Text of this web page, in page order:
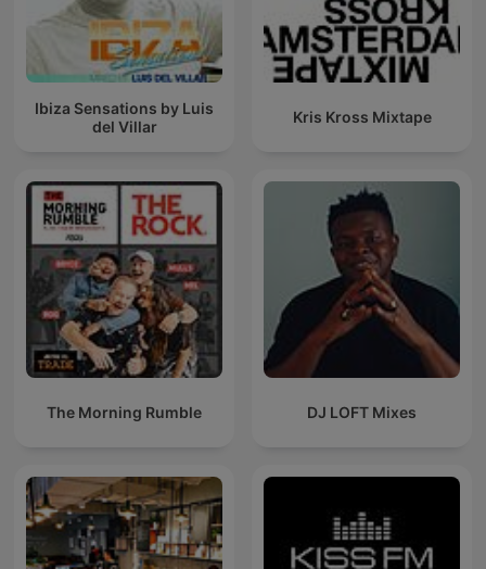
Ibiza Sensations by Luis
del Villar
Kris Kross Mixtape
The Morning Rumble DJ LOFT Mixes